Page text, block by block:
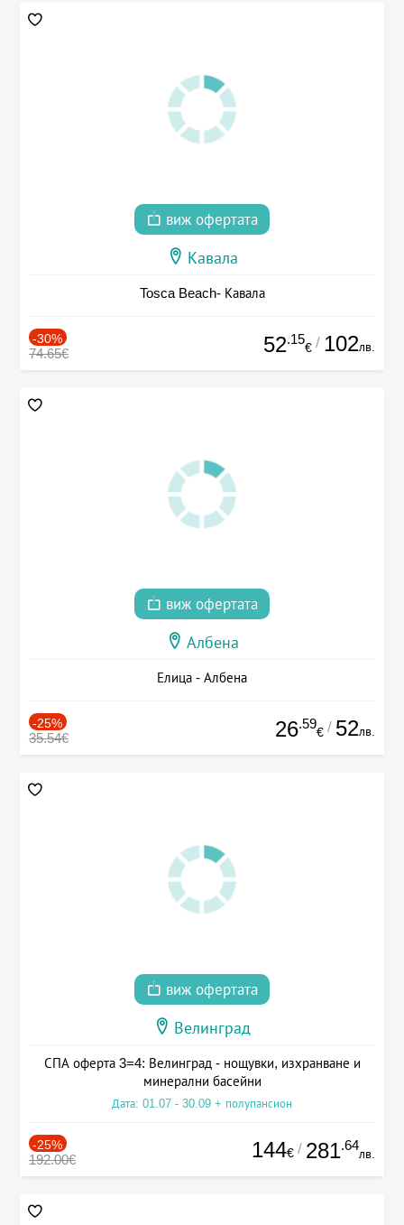
виж офертата
Кавала
Tosca Beach- Кавала
-30%
74.65€ 52.15
€ / 102лв.
виж офертата
Албена
Елица - Албена
-25%
35.54€ 26.59
€ / 52лв.
виж офертата
Велинград
СПА оферта 3=4: Велинград - нощувки, изхранване и
минерални басейни
Дата: 01.07 - 30.09 + полупансион
-25%
192.00€ 144€ / 281.64
лв.